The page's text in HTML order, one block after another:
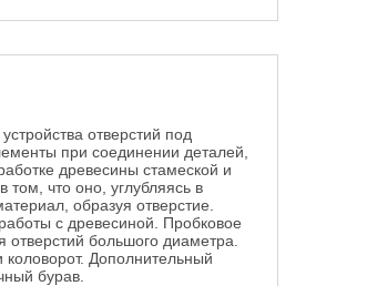
отверстий под
при соединении деталей,
древесины стамеской и
что оно, углубляясь в
образуя отверстие.
с древесиной. Пробковое
большого диаметра.
коловорот. Дополнительный
бурав.